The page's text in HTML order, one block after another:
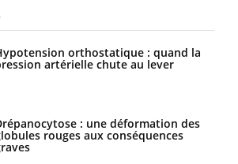
orthostatique : quand la
artérielle chute au lever
: une déformation des
rouges aux conséquences